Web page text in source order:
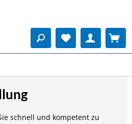
schnell und kompetent zu